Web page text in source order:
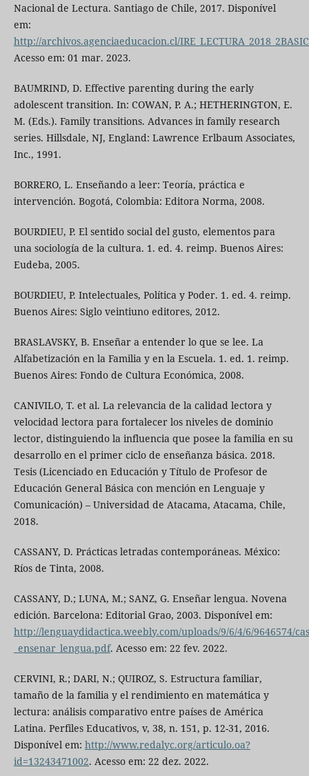
Nacional de Lectura. Santiago de Chile, 2017. Disponível
em:
http://archivos.agenciaeducacion.cl/
Acesso em: 01 mar. 2023.
BAUMRIND, D. Effective parenting during the early
adolescent transition. In: COWAN, P. A.; HETHERINGTON, E.
M. (Eds.). Family transitions. Advances in family research
series. Hillsdale, NJ, England: Lawrence Erlbaum Associates,
Inc., 1991.
BORRERO, L. Enseñando a leer: Teoría, práctica e
intervención. Bogotá, Colombia: Editora Norma, 2008.
BOURDIEU, P. El sentido social del gusto, elementos para
una sociología de la cultura. 1. ed. 4. reimp. Buenos Aires:
Eudeba, 2005.
BOURDIEU, P. Intelectuales, Política y Poder. 1. ed. 4. reimp.
Buenos Aires: Siglo veintiuno editores, 2012.
BRASLAVSKY, B. Enseñar a entender lo que se lee. La
Alfabetización en la Familia y en la Escuela. 1. ed. 1. reimp.
Buenos Aires: Fondo de Cultura Económica, 2008.
CANIVILO, T. et al. La relevancia de la calidad lectora y
velocidad lectora para fortalecer los niveles de dominio
lector, distinguiendo la influencia que posee la familia en su
desarrollo en el primer ciclo de enseñanza básica. 2018.
Tesis (Licenciado en Educación y Título de Profesor de
Educación General Básica con mención en Lenguaje y
Comunicación) – Universidad de Atacama, Atacama, Chile,
2018.
CASSANY, D. Prácticas letradas contemporáneas. México:
Ríos de Tinta, 2008.
CASSANY, D.; LUNA, M.; SANZ, G. Enseñar lengua. Novena
edición. Barcelona: Editorial Grao, 2003. Disponível em:
http://lenguaydidactica.weebly.com/uploads/9/6/4/6/9646574/
_ensenar_lengua.pdf. Acesso em: 22 fev. 2022.
CERVINI, R.; DARI, N.; QUIROZ, S. Estructura familiar,
tamaño de la familia y el rendimiento en matemática y
lectura: análisis comparativo entre países de América
Latina. Perfiles Educativos, v, 38, n. 151, p. 12-31, 2016.
Disponível em: http://www.redalyc.org/articulo.oa?
id=13243471002. Acesso em: 22 dez. 2022.